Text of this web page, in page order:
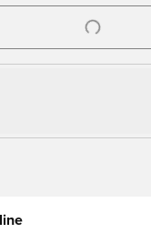
at logge ind eller